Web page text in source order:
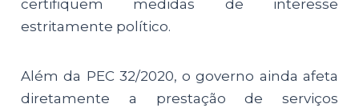
certifiquem medidas de interesse
estritamente político.
Além da PEC 32/2020, o governo ainda afeta
diretamente a prestação de serviços